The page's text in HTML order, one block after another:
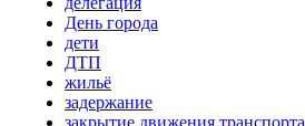
День города
дети
ДТП
жильё
задержание